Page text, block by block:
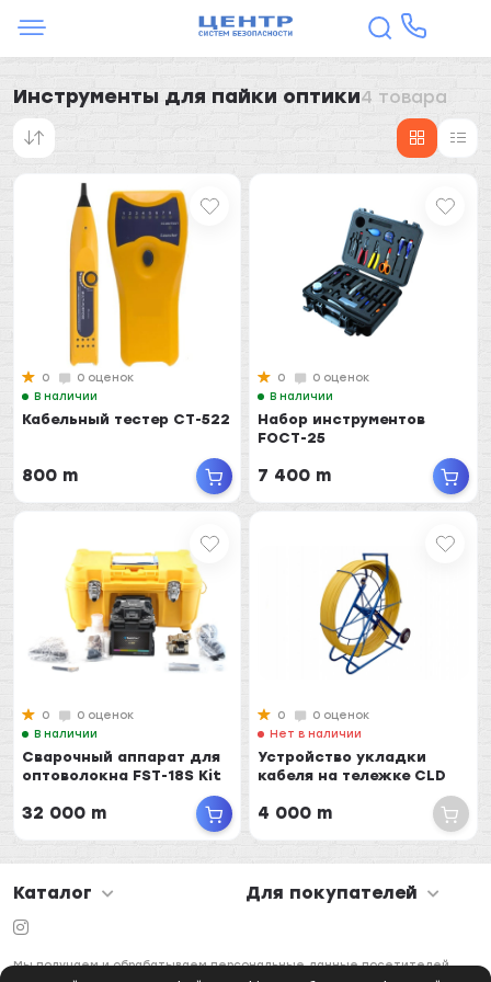
Инструменты для пайки оптики4 товара
0
0 оценок
В наличии
Кабельный тестер CT-522
800 m
0
0 оценок
В наличии
Набор инструментов
FOCT-25
7 400 m
0
0 оценок
В наличии
Сварочный аппарат для
оптоволокна FST-18S Kit
32 000 m
0
0 оценок
Нет в наличии
Устройство укладки
кабеля на тележке CLD
4 000 m
Каталог Для покупателей
Мы получаем и обрабатываем персональные данные посетителей